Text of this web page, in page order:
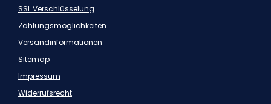
SSL Verschlüsselung
Zahlungsmöglichkeiten
Versandinformationen
Sitemap
Impressum
Widerrufsrecht